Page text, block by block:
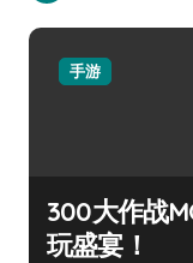
手游
300大作战
玩盛宴！